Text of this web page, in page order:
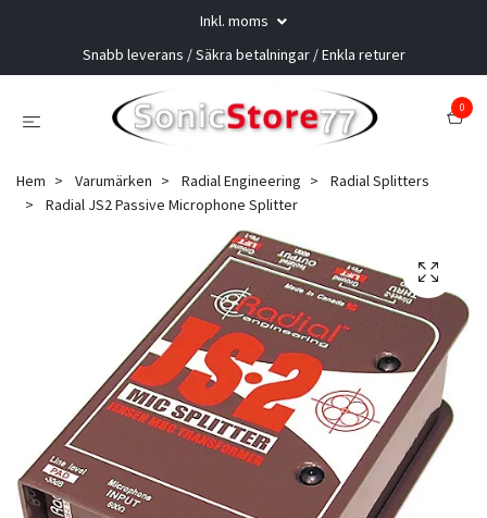
Inkl. moms
Snabb leverans / Säkra betalningar / Enkla returer
0
Hem Varumärken Radial Engineering
Radial Splitters
Radial JS2 Passive Microphone Splitter